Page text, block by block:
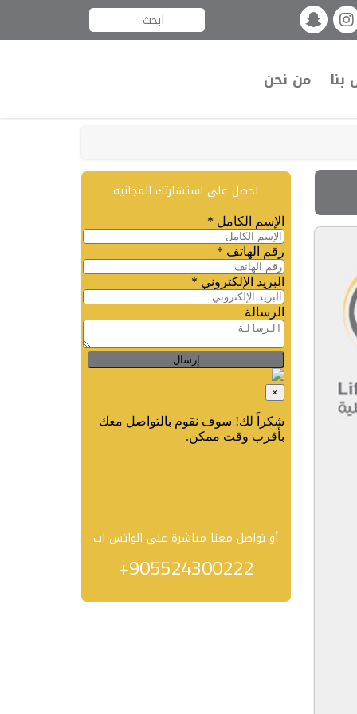
بنا من نحن
احصل على استشارتك المجانية
أو تواصل معنا مباشرة على الواتس اب
+905524300222